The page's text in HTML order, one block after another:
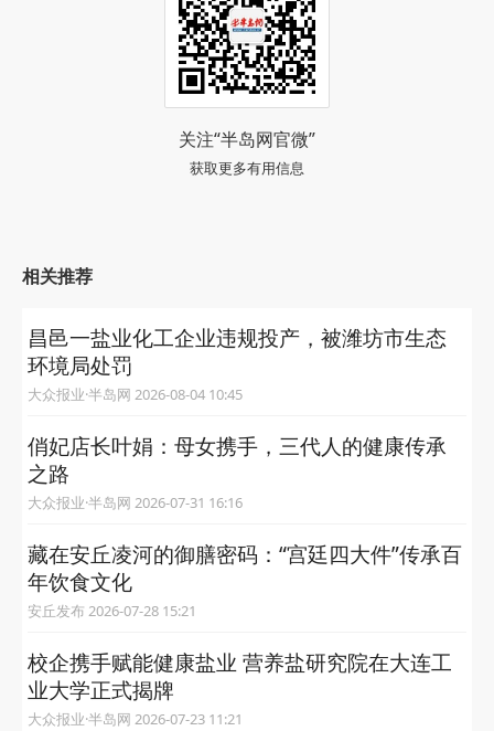
关注“半岛网官微”
获取更多有用信息
相关推荐
昌邑一盐业化工企业违规投产，被潍坊市生态
环境局处罚
大众报业·半岛网 2026-08-04 10:45
俏妃店长叶娟：母女携手，三代人的健康传承
之路
大众报业·半岛网 2026-07-31 16:16
藏在安丘凌河的御膳密码：“宫廷四大件”传承百
年饮食文化
安丘发布 2026-07-28 15:21
校企携手赋能健康盐业 营养盐研究院在大连工
业大学正式揭牌
大众报业·半岛网 2026-07-23 11:21